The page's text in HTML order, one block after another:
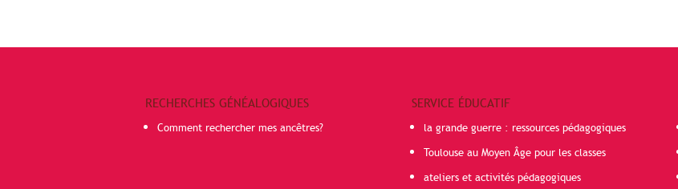
RECHERCHES GÉNÉALOGIQUES
Comment rechercher mes ancêtres?
SERVICE ÉDUCATIF
la grande guerre : ressources pédagogiques
Toulouse au Moyen Âge pour les classes
ateliers et activités pédagogiques